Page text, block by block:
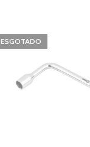
ESGOTADO